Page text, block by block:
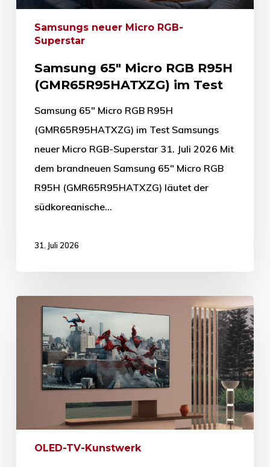
Samsungs neuer Micro RGB-
Superstar
Samsung 65″ Micro RGB R95H
(GMR65R95HATXZG) im Test
Samsung 65" Micro RGB R95H
(GMR65R95HATXZG) im Test Samsungs
neuer Micro RGB-Superstar 31. Juli 2026 Mit
dem brandneuen Samsung 65" Micro RGB
R95H (GMR65R95HATXZG) läutet der
südkoreanische…
31. Juli 2026
OLED-TV-Kunstwerk